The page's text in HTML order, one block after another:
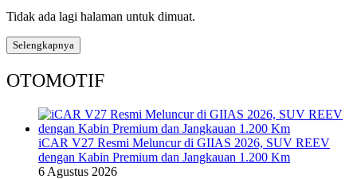
Tidak ada lagi halaman untuk dimuat.
Selengkapnya
OTOMOTIF
iCAR V27 Resmi Meluncur di GIIAS 2026, SUV REEV
dengan Kabin Premium dan Jangkauan 1.200 Km
6 Agustus 2026